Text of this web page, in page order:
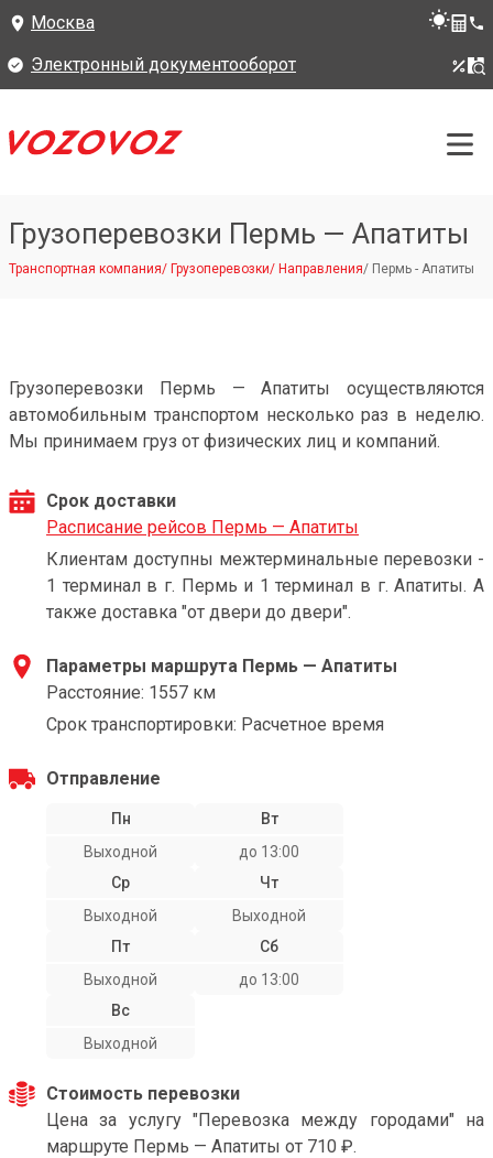
Москва
Электронный документооборот
Грузоперевозки Пермь — Апатиты
Транспортная компания/ Грузоперевозки/ Направления/ Пермь - Апатиты
Грузоперевозки Пермь — Апатиты осуществляются
автомобильным транспортом несколько раз в неделю.
Мы принимаем груз от физических лиц и компаний.
Срок доставки
Расписание рейсов Пермь — Апатиты
Клиентам доступны межтерминальные перевозки -
1 терминал в г. Пермь и 1 терминал в г. Апатиты. А
также доставка "от двери до двери".
Параметры маршрута Пермь — Апатиты
Расстояние: 1557 км
Срок транспортировки: Расчетное время
Отправление
Пн
Выходной
Вт
до 13:00
Ср
Выходной
Чт
Выходной
Пт
Выходной
Сб
до 13:00
Вс
Выходной
Стоимость перевозки
Цена за услугу "Перевозка между городами" на
маршруте Пермь — Апатиты от 710 ₽.